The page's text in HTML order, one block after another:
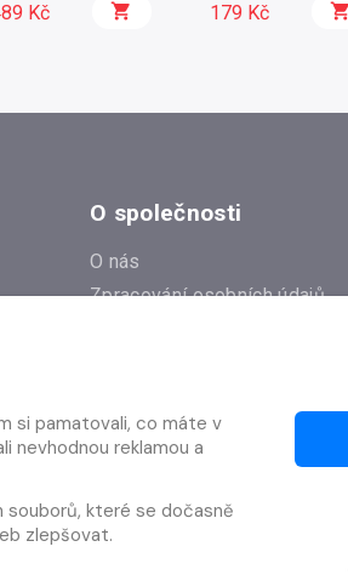
Kč 179 Kč
O společnosti
O nás
Zpracování osobních údajů
si pamatovali, co máte v
nevhodnou reklamou a
souborů, které se dočasně
zlepšovat.